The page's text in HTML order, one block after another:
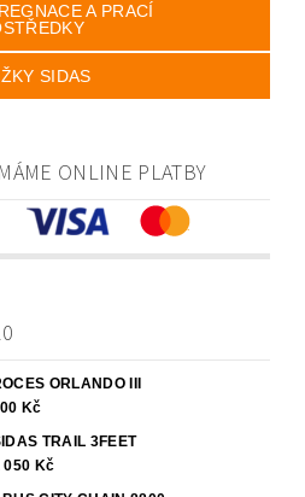
A PRACÍ
SIDAS
ONLINE PLATBY
ORLANDO III
Kč
TRAIL 3FEET
050 Kč